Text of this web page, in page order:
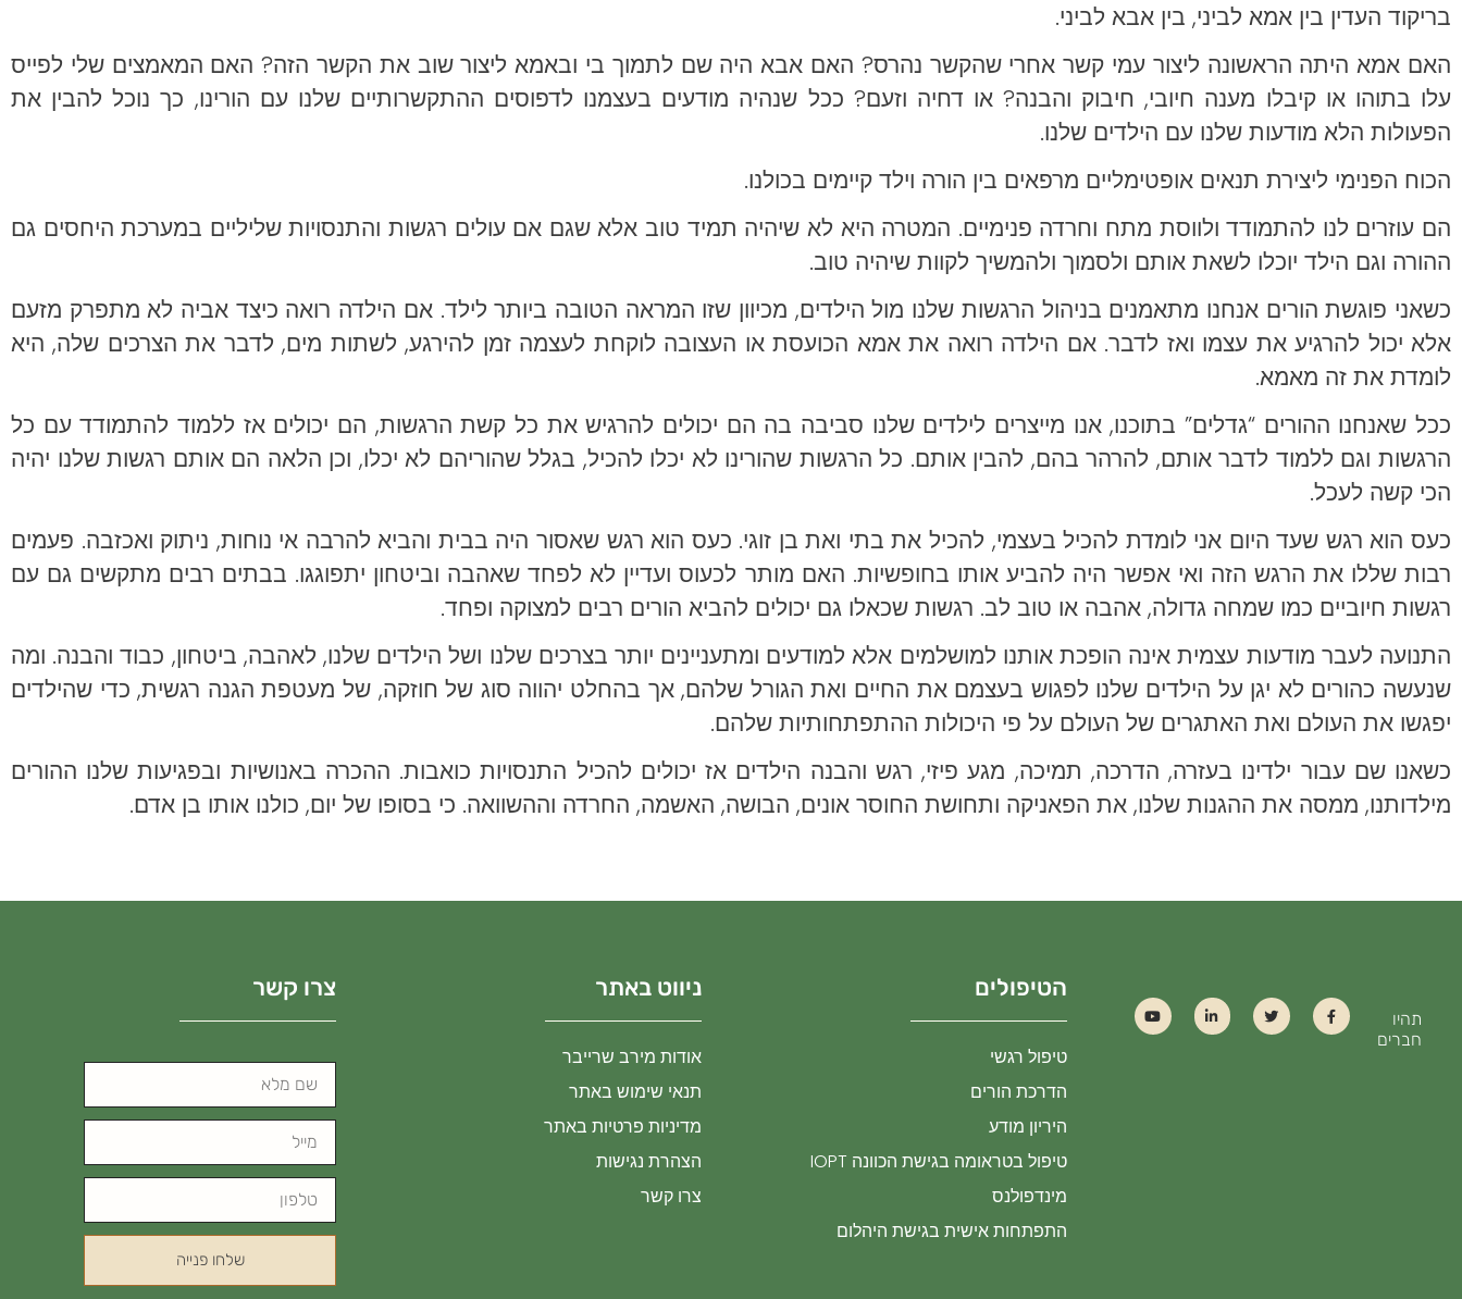
בריקוד העדין בין אמא לביני, בין אבא לביני.
האם אמא היתה הראשונה ליצור עמי קשר אחרי שהקשר נהרס? האם אבא היה שם לתמוך בי ובאמא ליצור שוב את הקשר הזה? האם המאמצים שלי לפייס
עלו בתוהו או קיבלו מענה חיובי, חיבוק והבנה? או דחיה וזעם? ככל שנהיה מודעים בעצמנו לדפוסים ההתקשרותיים שלנו עם הורינו, כך נוכל להבין את
הפעולות הלא מודעות שלנו עם הילדים שלנו.
הכוח הפנימי ליצירת תנאים אופטימליים מרפאים בין הורה וילד קיימים בכולנו.
הם עוזרים לנו להתמודד ולווסת מתח וחרדה פנימיים. המטרה היא לא שיהיה תמיד טוב אלא שגם אם עולים רגשות והתנסויות שליליים במערכת היחסים גם
ההורה וגם הילד יוכלו לשאת אותם ולסמוך ולהמשיך לקוות שיהיה טוב.
כשאני פוגשת הורים אנחנו מתאמנים בניהול הרגשות שלנו מול הילדים, מכיוון שזו המראה הטובה ביותר לילד. אם הילדה רואה כיצד אביה לא מתפרק מזעם
אלא יכול להרגיע את עצמו ואז לדבר. אם הילדה רואה את אמא הכועסת או העצובה לוקחת לעצמה זמן להירגע, לשתות מים, לדבר את הצרכים שלה, היא
לומדת את זה מאמא.
ככל שאנחנו ההורים “גדלים” בתוכנו, אנו מייצרים לילדים שלנו סביבה בה הם יכולים להרגיש את כל קשת הרגשות, הם יכולים אז ללמוד להתמודד עם כל
הרגשות וגם ללמוד לדבר אותם, להרהר בהם, להבין אותם. כל הרגשות שהורינו לא יכלו להכיל, בגלל שהוריהם לא יכלו, וכן הלאה הם אותם רגשות שלנו יהיה
הכי קשה לעכל.
כעס הוא רגש שעד היום אני לומדת להכיל בעצמי, להכיל את בתי ואת בן זוגי. כעס הוא רגש שאסור היה בבית והביא להרבה אי נוחות, ניתוק ואכזבה. פעמים
רבות שללו את הרגש הזה ואי אפשר היה להביע אותו בחופשיות. האם מותר לכעוס ועדיין לא לפחד שאהבה וביטחון יתפוגגו. בבתים רבים מתקשים גם עם
רגשות חיוביים כמו שמחה גדולה, אהבה או טוב לב. רגשות שכאלו גם יכולים להביא הורים רבים למצוקה ופחד.
התנועה לעבר מודעות עצמית אינה הופכת אותנו למושלמים אלא למודעים ומתעניינים יותר בצרכים שלנו ושל הילדים שלנו, לאהבה, ביטחון, כבוד והבנה. ומה
שנעשה כהורים לא יגן על הילדים שלנו לפגוש בעצמם את החיים ואת הגורל שלהם, אך בהחלט יהווה סוג של חוזקה, של מעטפת הגנה רגשית, כדי שהילדים
יפגשו את העולם ואת האתגרים של העולם על פי היכולות ההתפתחותיות שלהם.
כשאנו שם עבור ילדינו בעזרה, הדרכה, תמיכה, מגע פיזי, רגש והבנה הילדים אז יכולים להכיל התנסויות כואבות. ההכרה באנושיות ובפגיעות שלנו ההורים
מילדותנו, ממסה את ההגנות שלנו, את הפאניקה ותחושת החוסר אונים, הבושה, האשמה, החרדה וההשוואה. כי בסופו של יום, כולנו אותו בן אדם.
תהיו
חברים
הטיפולים
טיפול רגשי
הדרכת הורים
היריון מודע
טיפול בטראומה בגישת הכוונה IOPT
מינדפולנס
התפתחות אישית בגישת היהלום
ניווט באתר
אודות מירב שרייבר
תנאי שימוש באתר
מדיניות פרטיות באתר
הצהרת נגישות
צרו קשר
צרו קשר
שלחו פנייה